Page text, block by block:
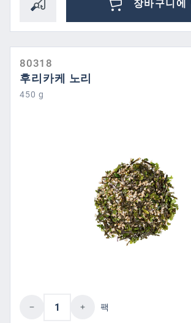
장바구니에
80318
후리카케 노리
450 g
제품 수량: 원하는 값을 입
팩